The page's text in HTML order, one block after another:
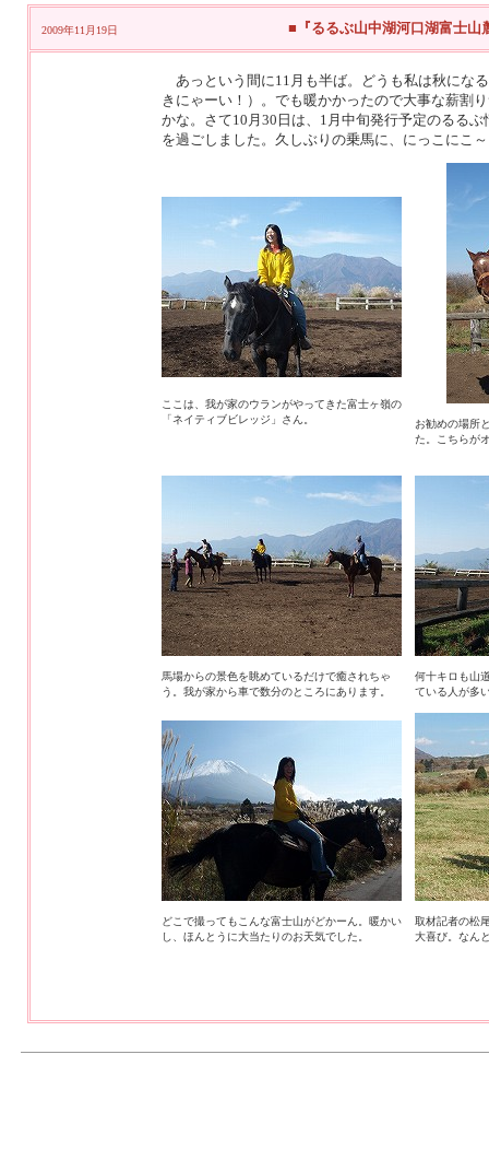
2009年11月19日 ■『るるぶ山中湖河口湖富士山
あっという間に11月も半ば。どうも私は秋にな
きにゃーい！）。でも暖かかったので大事な薪割
かな。さて10月30日は、1月中旬発行予定のるる
を過ごしました。久しぶりの乗馬に、にっこにこ
ここは、我が家のウランがやってきた富士ヶ嶺の
「ネイティブビレッジ」さん。
お勧めの場所
た。こちらが
馬場からの景色を眺めているだけで癒されちゃ
う。我が家から車で数分のところにあります。
何十キロも山
ている人が多
どこで撮ってもこんな富士山がどかーん。暖かい
し、ほんとうに大当たりのお天気でした。
取材記者の松
大喜び。なん